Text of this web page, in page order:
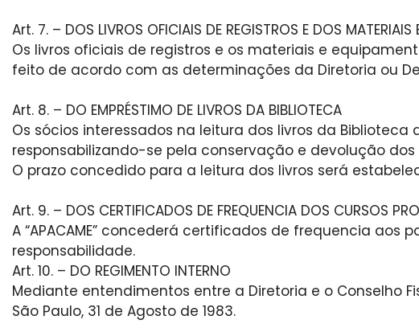
Art. 7. – DOS LIVROS OFICIAIS DE REGISTROS E DOS MATERIAIS
Os livros oficiais de registros e os materiais e
feito de acordo com as determinações da Diretoria ou
Art. 8. – DO EMPRÉSTIMO DE LIVROS DA BIBLIOTECA
Os sócios interessados na leitura dos livros da Biblioteca
responsabilizando-se pela conservação e devolução dos
O prazo concedido para a leitura dos livros será
Art. 9. – DOS CERTIFICADOS DE FREQUENCIA DOS CURSOS
A “APACAME” concederá certificados de frequencia
responsabilidade.
Art. 10. – DO REGIMENTO INTERNO
Mediante entendimentos entre a Diretoria e o Conselho
São Paulo, 31 de Agosto de 1983.